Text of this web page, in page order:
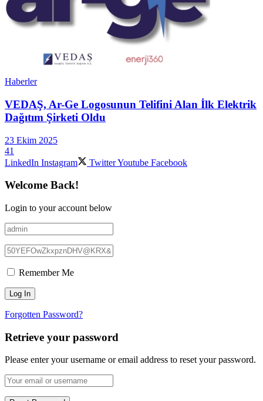
Haberler
VEDAŞ, Ar-Ge Logosunun Telifini Alan İlk Elektrik
Dağıtım Şirketi Oldu
23 Ekim 2025
41
LinkedIn Instagram TwitterYoutube Facebook
Welcome Back!
Login to your account below
Remember Me
Forgotten Password?
Retrieve your password
Please enter your username or email address to reset your password.